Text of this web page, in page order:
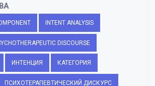
INTENT ANALYSIS
DISCOURSE
ИНТЕНЦИЯ КАТЕГОРИЯ
ПСИХОТЕРАПЕВТИЧЕСКИЙ ДИСКУРС